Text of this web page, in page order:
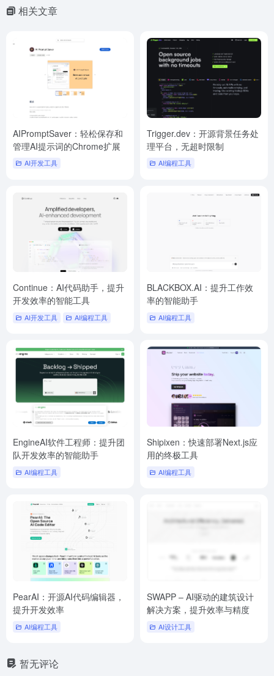
相关文章
AIPromptSaver：轻松保存和
管理AI提示词的Chrome扩展
AI开发工具
Trigger.dev：开源背景任务处
理平台，无超时限制
AI编程工具
Continue：AI代码助手，提升
开发效率的智能工具
AI开发工具 AI编程工具
BLACKBOX.AI：提升工作效
率的智能助手
AI编程工具
EngineAI软件工程师：提升团
队开发效率的智能助手
AI编程工具
Shipixen：快速部署Next.js应
用的终极工具
AI编程工具
PearAI：开源AI代码编辑器，
提升开发效率
AI编程工具
SWAPP – AI驱动的建筑设计
解决方案，提升效率与精度
AI设计工具
暂无评论